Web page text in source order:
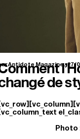
Antidote Magazine. 27/
de
Photo